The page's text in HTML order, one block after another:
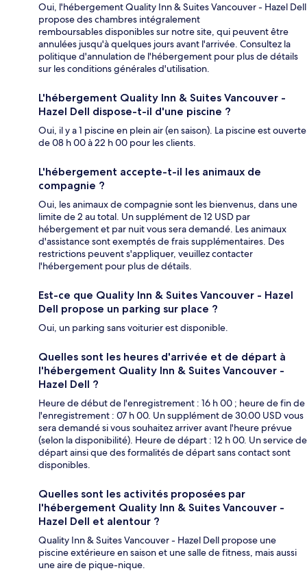
Oui, l'hébergement Quality Inn & Suites Vancouver - Hazel Dell
propose des chambres intégralement
remboursables disponibles sur notre site, qui peuvent être
annulées jusqu'à quelques jours avant l'arrivée. Consultez la
politique d'annulation de l'hébergement pour plus de détails
sur les conditions générales d'utilisation.
L'hébergement Quality Inn & Suites Vancouver -
Hazel Dell dispose-t-il d'une piscine ?
Oui, il y a 1 piscine en plein air (en saison). La piscine est ouverte
de 08 h 00 à 22 h 00 pour les clients.
L'hébergement accepte-t-il les animaux de
compagnie ?
Oui, les animaux de compagnie sont les bienvenus, dans une
limite de 2 au total. Un supplément de 12 USD par
hébergement et par nuit vous sera demandé. Les animaux
d'assistance sont exemptés de frais supplémentaires. Des
restrictions peuvent s'appliquer, veuillez contacter
l'hébergement pour plus de détails.
Est-ce que Quality Inn & Suites Vancouver - Hazel
Dell propose un parking sur place ?
Oui, un parking sans voiturier est disponible.
Quelles sont les heures d'arrivée et de départ à
l'hébergement Quality Inn & Suites Vancouver -
Hazel Dell ?
Heure de début de l'enregistrement : 16 h 00 ; heure de fin de
l'enregistrement : 07 h 00. Un supplément de 30.00 USD vous
sera demandé si vous souhaitez arriver avant l'heure prévue
(selon la disponibilité). Heure de départ : 12 h 00. Un service de
départ ainsi que des formalités de départ sans contact sont
disponibles.
Quelles sont les activités proposées par
l'hébergement Quality Inn & Suites Vancouver -
Hazel Dell et alentour ?
Quality Inn & Suites Vancouver - Hazel Dell propose une
piscine extérieure en saison et une salle de fitness, mais aussi
une aire de pique-nique.